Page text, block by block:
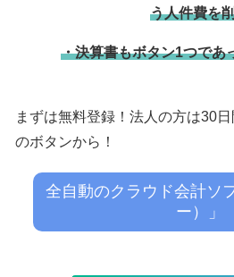
う人件費を
・決算書もボタン1つであ
まずは無料登録！法人の方は30
のボタンから！
全自動のクラウド会計ソ
ー）」